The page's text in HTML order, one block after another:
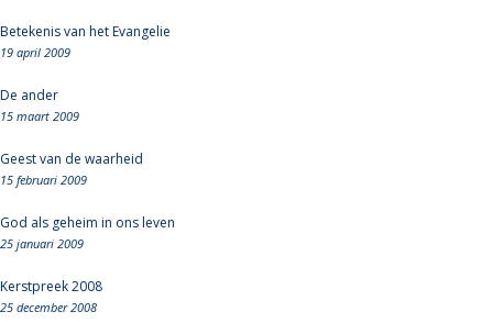
Betekenis van het Evangelie
19 april 2009
De ander
15 maart 2009
Geest van de waarheid
15 februari 2009
God als geheim in ons leven
25 januari 2009
Kerstpreek 2008
25 december 2008